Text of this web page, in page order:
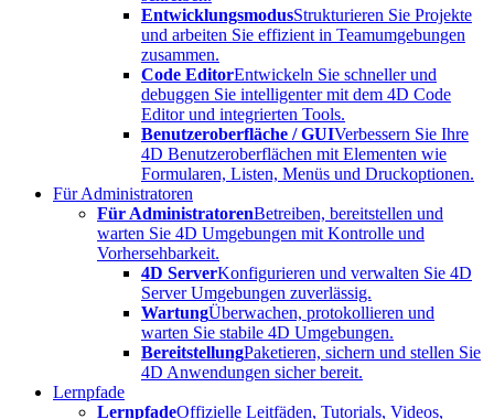
EntwicklungsmodusStrukturieren Sie Projekte
und arbeiten Sie effizient in Teamumgebungen
zusammen.
Code EditorEntwickeln Sie schneller und
debuggen Sie intelligenter mit dem 4D Code
Editor und integrierten Tools.
Benutzeroberfläche / GUIVerbessern Sie Ihre
4D Benutzeroberflächen mit Elementen wie
Formularen, Listen, Menüs und Druckoptionen.
Für Administratoren
Für AdministratorenBetreiben, bereitstellen und
warten Sie 4D Umgebungen mit Kontrolle und
Vorhersehbarkeit.
4D ServerKonfigurieren und verwalten Sie 4D
Server Umgebungen zuverlässig.
WartungÜberwachen, protokollieren und
warten Sie stabile 4D Umgebungen.
BereitstellungPaketieren, sichern und stellen Sie
4D Anwendungen sicher bereit.
Lernpfade
LernpfadeOffizielle Leitfäden, Tutorials, Videos,